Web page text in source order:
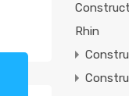
Rhin